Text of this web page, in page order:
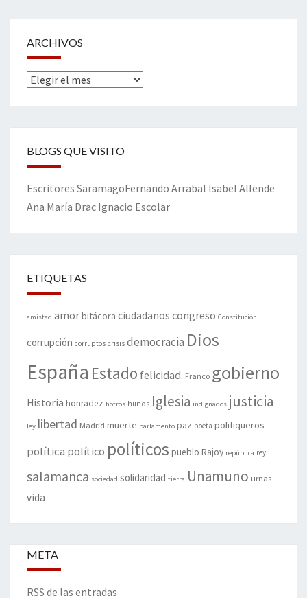
ARCHIVOS
Archivos
BLOGS QUE VISITO
Escritores SaramagoFernando Arrabal Isabel Allende
Ana María Drac Ignacio Escolar
ETIQUETAS
amistad amorbitácora ciudadanos congreso Constitución
corrupción corruptos crisis democracia Dios
España Estado felicidad. Franco gobierno
Historia honradez hotros hunos Iglesia indignados justicia
ley libertad Madrid muerte parlamento paz poeta politiqueros
política político políticos pueblo Rajoy república rey
salamanca sociedad solidaridad tierra Unamuno urnas
vida
META
RSS de las entradas